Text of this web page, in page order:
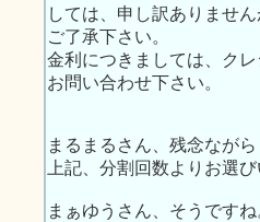
しては、申し訳ありませ
ご了承下さい。
金利につきましては、ク
お問い合わせ下さい。
まるまるさん、残念なが
上記、分割回数よりお選
まぁゆうさん、そうですね